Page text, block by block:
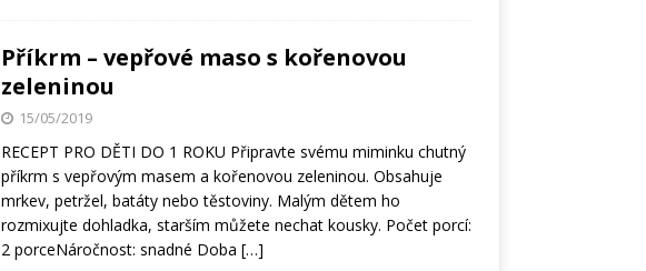
Příkrm – vepřové maso s kořenovou
zeleninou
15/05/2019
RECEPT PRO DĚTI DO 1 ROKU Připravte svému miminku chutný
příkrm s vepřovým masem a kořenovou zeleninou. Obsahuje
mrkev, petržel, batáty nebo těstoviny. Malým dětem ho
rozmixujte dohladka, starším můžete nechat kousky. Počet porcí:
2 porceNáročnost: snadné Doba […]